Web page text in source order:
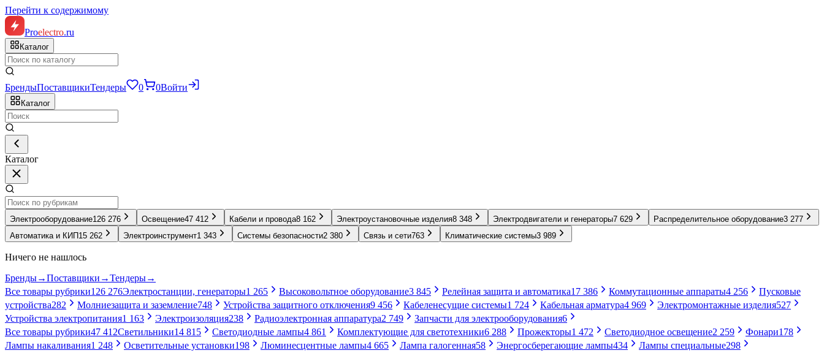
Перейти к содержимому
Proelectro.ru
Каталог
БрендыПоставщикиТендеры 0 0Войти
Каталог
Каталог
Электрооборудование126 276 Освещение47 412 Кабели и провода8 162 Электроустановочные изделия8 348 Электродвигатели и генераторы7 629 Распределительное оборудование3 277
Автоматика и КИП 15 262 Электроинструмент1 343 Системы безопасности2 380 Связь и сети763 Климатические системы3 989
Ничего не нашлось
Бренды→Поставщики →Тендеры→
Все товары рубрики126 276Электростанции, генераторы1 265 Высоковольтное оборудование3 845 Релейная защита и автоматика17 386 Коммутационные аппараты4 256
Пусковые
устройства282 Молниезащита и заземление748 Устройства защитного отключения9 456 Кабеленесущие системы1 724 Кабельная арматура4 969 Электромонтажные изделия527
Устройства электропитания1 163 Электроизоляция238 Радиоэлектронная аппаратура2 749 Запчасти для электрооборудования6
Все товары рубрики47 412Светильники14 815 Светодиодные лампы4 861 Комплектующие для светотехники6 288 Прожекторы1 472 Светодиодное освещение2 259 Фонари178
Лампы накаливания1 248 Осветительные установки198 Люминесцентные лампы4 665 Лампа галогенная58 Энергосберегающие лампы434 Лампы специальные298